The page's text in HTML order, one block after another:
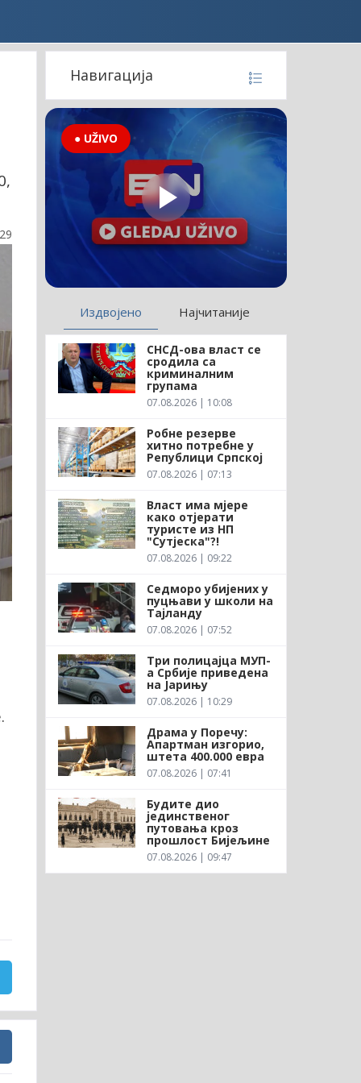
Навигација
● UŽIVO
Издвојено Најчитаније
СНСД-ова власт се
сродила са
криминалним
групама
07.08.2026 | 10:08
Робне резерве
хитно потребне у
Републици Српској
07.08.2026 | 07:13
Власт има мјере
како отјерати
туристе из НП
"Сутјеска"?!
07.08.2026 | 09:22
Седморо убијених у
пуцњави у школи на
Тајланду
07.08.2026 | 07:52
Три полицајца МУП-
а Србије приведена
на Јарињу
07.08.2026 | 10:29
Драма у Поречу:
Апартман изгорио,
штета 400.000 евра
07.08.2026 | 07:41
Будите дио
јединственог
путовања кроз
прошлост Бијељине
07.08.2026 | 09:47